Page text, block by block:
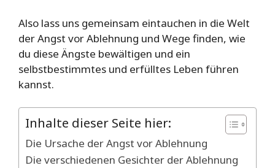
Also lass uns gemeinsam eintauchen in die Welt
der Angst vor Ablehnung und Wege finden, wie
du diese Ängste bewältigen und ein
selbstbestimmtes und erfülltes Leben führen
kannst.
Inhalte dieser Seite hier:
Die Ursache der Angst vor Ablehnung
Die verschiedenen Gesichter der Ablehnung